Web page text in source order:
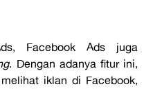
Facebook Ads juga
. Dengan adanya fitur ini,
iklan di Facebook,